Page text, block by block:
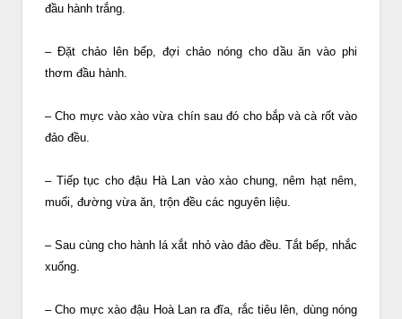
đầu hành trắng.
– Đặt chảo lên bếp, đợi chảo nóng cho dầu ăn vào phi
thơm đầu hành.
– Cho mực vào xào vừa chín sau đó cho bắp và cà rốt vào
đảo đều.
– Tiếp tục cho đậu Hà Lan vào xào chung, nêm hạt nêm,
muối, đường vừa ăn, trộn đều các nguyên liệu.
– Sau cùng cho hành lá xắt nhỏ vào đảo đều. Tắt bếp, nhắc
xuống.
– Cho mực xào đậu Hoà Lan ra đĩa, rắc tiêu lên, dùng nóng